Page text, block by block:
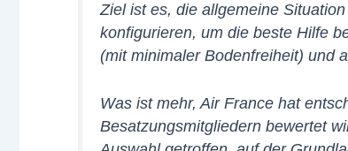
Ziel ist es, die allgemeine
konfigurieren, um die beste Hilfe
(mit minimaler Bodenfreiheit) und
Was ist mehr, Air France hat
Besatzungsmitgliedern bewertet